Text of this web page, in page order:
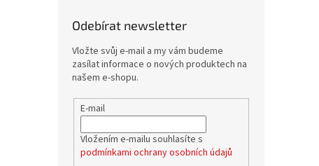
Odebírat newsletter
Vložte svůj e-mail a my vám budeme
zasílat informace o nových produktech na
našem e-shopu.
E-mail
Vložením e-mailu souhlasíte s
podmínkami ochrany osobních údajů